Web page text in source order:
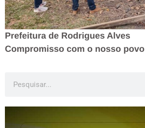
Prefeitura de Rodrigues Alves
Compromisso com o nosso povo